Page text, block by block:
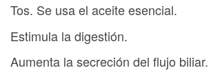
Tos. Se usa el aceite esencial.
Estimula la digestión.
Aumenta la secreción del flujo biliar.